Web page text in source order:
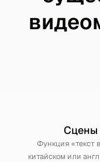
Сцены
Функция «текст
китайском или